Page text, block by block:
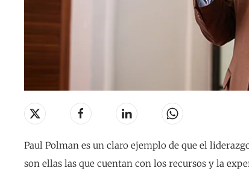
Paul Polman es un claro ejemplo de que el
son ellas las que cuentan con los recursos y la